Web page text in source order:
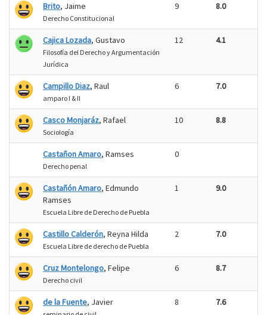
Brito, Jaime
Derecho Constitucional
9 8.0
Cajica Lozada, Gustavo
Filosofía del Derecho y Argumentación
Jurídica
12 4.1
Campillo Diaz, Raul
amparo I & II
6 7.0
Casco Monjaráz, Rafael
Sociología
10 8.8
Castañon Amaro, Ramses
Derecho penal
0
Castañón Amaro, Edmundo
Ramses
Escuela Libre de Derecho de Puebla
1 9.0
Castillo Calderón, Reyna Hilda
Escuela Libre de derecho de Puebla
2 7.0
Cruz Montelongo, Felipe
Derecho civil
6 8.7
de la Fuente, Javier 8 7.6